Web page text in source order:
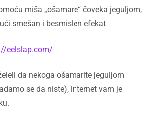
miša „ošamare“ čoveka jeguljom,
smešan i besmislen efekat
eelslap.com/
da nekoga ošamarite jeguljom
se da niste), internet vam je